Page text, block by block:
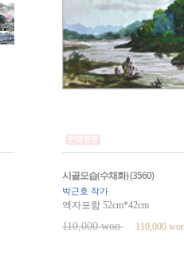
시골모습(수채화) (3560)
박근호 작가
액자포함 52cm*42cm
110,000 won 110,000